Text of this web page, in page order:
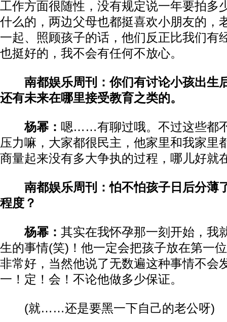
工作方面很随性，没有规定说一年要拍多
什么的，两边父母也都挺喜欢小朋友的，
一起、照顾孩子的话，他们反正比我们有
也挺好的，我不会有任何不放心。
南都娱乐周刊：你们有讨论小孩出生
还有未来在哪里接受教育之类的。
杨幂： 嗯……有聊过哦。不过这些都
压力嘛，大家都很民主，他家里和我家里
商量起来没有多大争执的过程，哪儿好就
南都娱乐周刊：怕不怕孩子日后分薄
程度？
杨幂： 其实在我怀孕那一刻开始，我
生的事情(笑)！他一定会把孩子放在第一
非常好，当然他说了无数遍这种事情不会
一！定！会！不论他做多少保证。
(就……还是要黑一下自己的老公呀)